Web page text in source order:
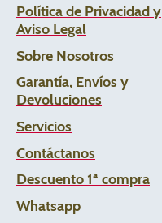
Política de Privacidad y
Aviso Legal
Sobre Nosotros
Garantía, Envíos y
Devoluciones
Servicios
Contáctanos
Descuento 1ª compra
Whatsapp